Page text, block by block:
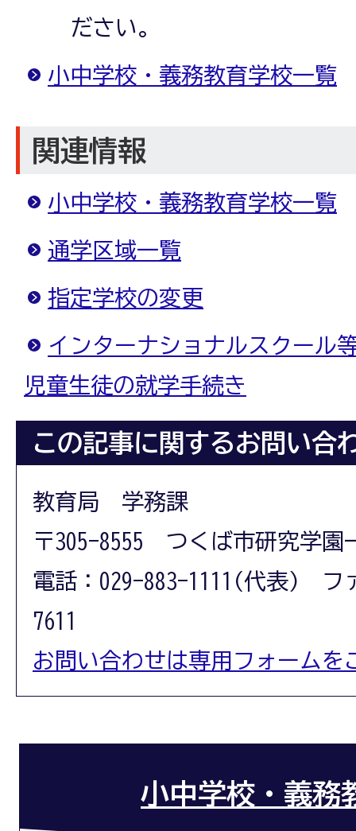
ださい。
小中学校・義務教育学校一覧
関連情報
小中学校・義務教育学校一覧
通学区域一覧
指定学校の変更
インターナショナルスクール
児童生徒の就学手続き
この記事に関するお問い合
教育局 学務課
〒305-8555 つくば市研究学園
電話：029-883-1111(代表) フ
7611
お問い合わせは専用フォームを
小中学校・義務